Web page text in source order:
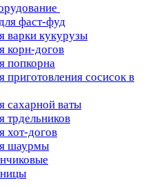
фаст-фуд
варки кукурузы
корн-догов
попкорна
приготовления сосисок в
сахарной ваты
трдельников
хот-догов
шаурмы